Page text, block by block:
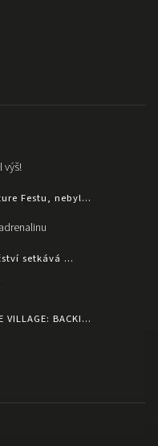
výš!
Festu, nebyl...
setkává ...
VILLAGE: BACKI...